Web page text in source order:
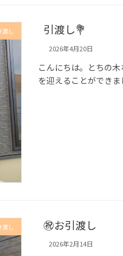
渡し 引渡し💐
2026年4月20日
こんにちは。とちの
を迎えることができ
渡し ㊗お引渡し
2026年2月14日